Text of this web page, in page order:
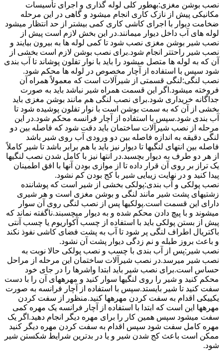
نصب بوشن مغزی:بهطور کلی لوله گذاری و اجرای تأسیسات
مکانیکی پیش از نازک کاری انجام میشود و گاهی در این مرحله
ضخامت دیوار با اجرای کاشی کاری کمی بیشتر از حد انتظار میشود
لوله های آب داخل دیوار میمانند.در این بخش لازم است پیش از
نصب شیر بوشن مغزی نصب شود تا کمی لوله ها به بیرون بیایند و
نصب شیر راحتتر انجام شود.برای نصب بوشن لازم است بخشی از
آن که به لوله ها متصل میشود را باید با نوار تفلون پوشاند تا آب بندی
شود سپس با استفاده از آچار مخصوص در لوله ها محکم شود.
نصب لنگی:لنگی قسمتی از شیرآلات است که معمولاً همراه آن
فروخته میشود.اگر این قسمت همراه شیر نباشد باید به صورت
جداگانه خریداری شود.برای نصب لنگی هم مانند بوشن مغزی باید
بخشی از آن که به سمت بوشن است با نوار تفلون پوشیده شود تا
آب بندی شود.سپس با استفاده از آچار فرانسه محکم شود.در این
مرحله از نصب شیرآلات ساختمان باید دقت شود که فاصله بین دو
لنگی دقیقه به اندازه فاصله بین دو ورودی آب روی شیر باشد
فاصله بین انتهای لنگیها تا دیوار نیز باید با هم برابر باشد تا شیر کاملاً
از هر دو طرف به دیوار بچسبد.در انتها نیز با کامل شدن نصب لنگیها
یک تراز بر روی آن قرار داده تا از موازی بودن آنها با افق اطمینان
پیدا کنید و در نهایت زیبایی شیر با کج بودن کم نشود.
نصب پولکی و آب بندی:پولکی بخشی از شیر است که پوشاننده
زشتیهای پشت شیر مانند لنگی و بوشن مغزی است و هر شیری
دارای این قسمت است.پولکیها پس از نصب لنگی روی آن سوار
میشوند و با پیچ دادن محکم شده و به دیوار میچسبند.ناگفته نماند که
پیش از بستن پولکی باید با استفاده از چسب آکواریوم یا چسب آنتی
باکتریال اطراف لنگی پر شود تا آب به پشت فضای کاشی نفوذ نکند
و باعث بروز طبله و نم زدگی دیوار پشت آن نشود.
نصب شیر:پس از آب بندی با چسب و نصب پولکی حالا نوبت به
نصب شیر میرسد.در نصب شیرآلات ساختمان این مرحله از مراحل
حساس است.برای نصب شیر باید ابتدا واشرها را در جای خود
محکم کنید و شیر را روی لنگیها سوار کنید و مهرههای آن را با دست
سفت کنید تا شیر بایستد.سپس با استفاده از آچار فرانسه به صورت
یکییکی اقدام به سفت کردن مهرهها کنید.منظور از سفت کردن
مهرهها این است که ابتدا با استفاده از آچار فرانسه یک مهره کمی
سفت میشود سپس همین کار را برای مهره دیگر انجام دهید.اگر یک
مهره کامل سفت شود سپس اقدام به سفت کردن مهره دیگر کنید
ممکن است باعث کج شدن شیر و یا در بدترین شرایط شکستن شیر
شود.